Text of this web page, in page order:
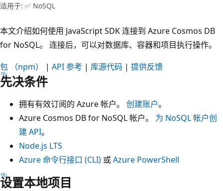
适用于: ✅ NoSQL
本文介绍如何使用 JavaScript SDK 连接到 Azure Cosmos DB
for NoSQL。 连接后，可以对数据库、容器和项目执行操作。
包 （npm）
| API 参考 | 库源代码 | 提供反馈
先决条件
拥有有效订阅的 Azure 帐户。 创建账户。
Azure Cosmos DB for NoSQL 帐户。 为 NoSQL 帐户创
建 API。
Node.js LTS
Azure 命令行接口 (CLI) 或Azure PowerShell
设置本地项目